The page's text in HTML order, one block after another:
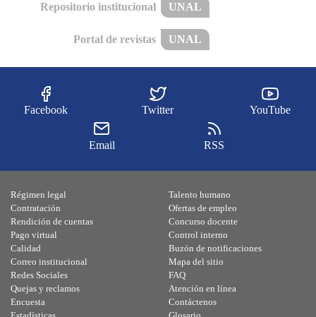
Repositorio institucional UNAL
Portal de revistas UNAL
Facebook Twitter YouTube
Email RSS
Régimen legal
Contratación
Rendición de cuentas
Pago virtual
Calidad
Talento humano
Ofertas de empleo
Concurso docente
Control interno
Buzón de notificaciones
Correo institucional
Redes Sociales
Quejas y reclamos
Encuesta
Mapa del sitio
FAQ
Atención en línea
Contáctenos